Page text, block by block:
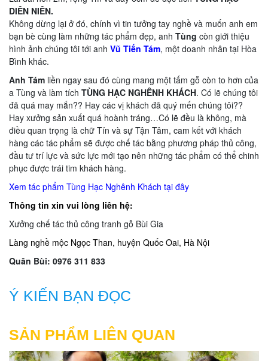
DIÊN NIÊN.
Không dừng lại ở đó, chính vì tin tưởng tay nghề và muốn anh em
bạn bè cùng làm những tác phẩm đẹp, anh Tùng còn giới thiệu
hình ảnh chúng tôi tới anh Vũ Tiến Tám, một doanh nhân tại Hòa
Bình khác.
Anh Tám liền ngay sau đó cùng mang một tấm gỗ còn to hơn của
a Tùng và làm tích TÙNG HẠC NGHÊNH KHÁCH. Có lẽ chúng tôi
đã quá may mắn?? Hay các vị khách đã quý mến chúng tôi??
Hay xưởng sản xuất quá hoành tráng…Có lẽ đều là không, mà
điều quan trọng là chữ Tín và sự Tận Tâm, cam kết với khách
hàng các tác phẩm sẽ được chế tác bằng phương pháp thủ công,
đầu tư trí lực và sức lực mới tạo nên những tác phẩm có thể chinh
phục được trái tim khách hàng.
Xem tác phẩm Tùng Hạc Nghênh Khách tại đây
Thông tin xin vui lòng liên hệ:
Xưởng chế tác thủ công tranh gỗ Bùi Gia
Làng nghề mộc Ngọc Than, huyện Quốc Oai, Hà Nội
Quân Bùi: 0976 311 833
Ý KIẾN BẠN ĐỌC
SẢN PHẨM LIÊN QUAN